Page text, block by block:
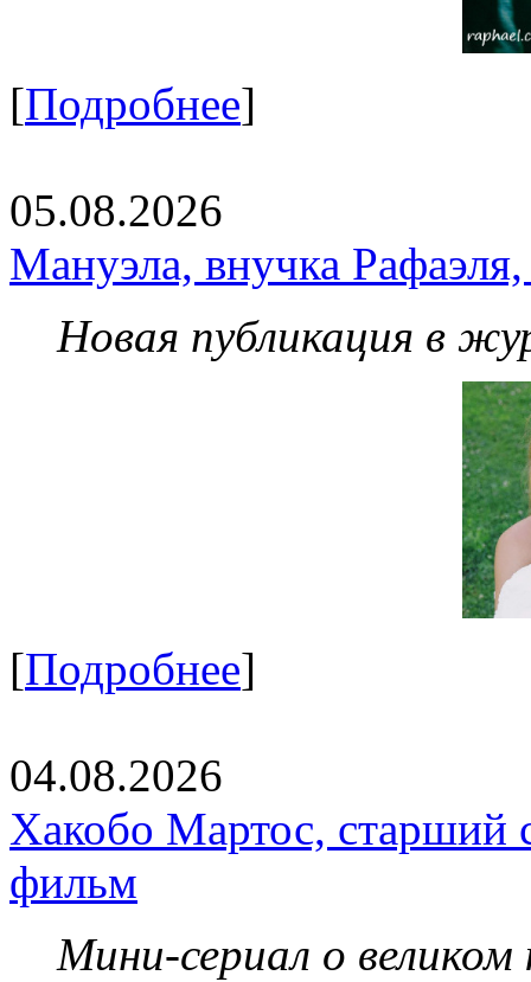
[Подробнее]
05.08.2026
Мануэла, внучка
Новая публикация в
[Подробнее]
04.08.2026
Хакобо Мартос, старший
фильм
Мини-сериал о великом